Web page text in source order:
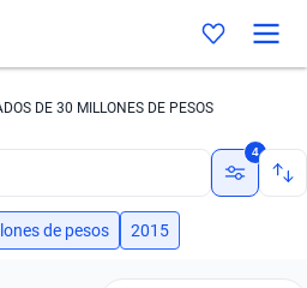
DE 30 MILLONES DE PESOS
4
de pesos 2015